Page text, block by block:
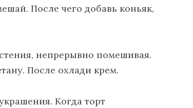
После чего добавь коньяк,
непрерывно помешивая.
После охлади крем.
Когда торт